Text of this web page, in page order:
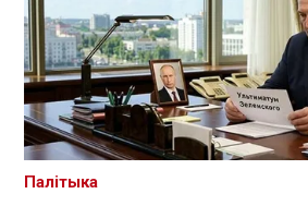
Палітыка